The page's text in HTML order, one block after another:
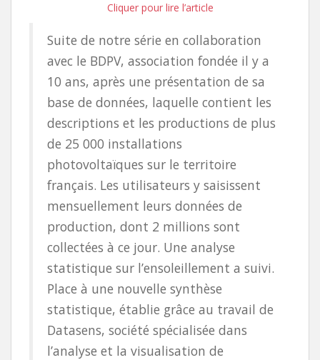
Cliquer pour lire l’article
Suite de notre série en collaboration
avec le BDPV, association fondée il y a
10 ans, après une présentation de sa
base de données, laquelle contient les
descriptions et les productions de plus
de 25 000 installations
photovoltaïques sur le territoire
français. Les utilisateurs y saisissent
mensuellement leurs données de
production, dont 2 millions sont
collectées à ce jour. Une analyse
statistique sur l’ensoleillement a suivi.
Place à une nouvelle synthèse
statistique, établie grâce au travail de
Datasens, société spécialisée dans
l’analyse et la visualisation de